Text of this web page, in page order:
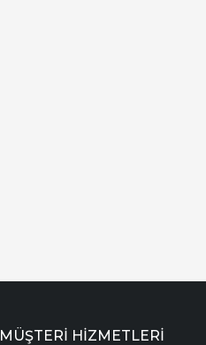
MÜŞTERI HIZMETLERI